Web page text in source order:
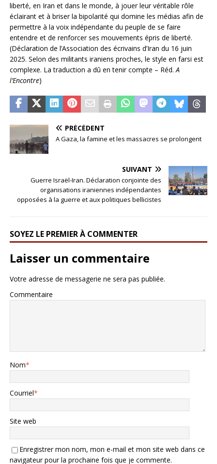
liberté, en Iran et dans le monde, à jouer leur véritable rôle
éclairant et à briser la bipolarité qui domine les médias afin de
permettre à la voix indépendante du peuple de se faire
entendre et de renforcer ses mouvements épris de liberté.
(Déclaration de l’Association des écrivains d’Iran du 16 juin
2025. Selon des militants iraniens proches, le style en farsi est
complexe. La traduction a dû en tenir compte – Réd.A
l’Encontre)
PRÉCÉDENT
A Gaza, la famine et les massacres se prolongent
SUIVANT
Guerre Israël-Iran. Déclaration conjointe des
organisations iraniennes indépendantes
opposées à la guerre et aux politiques bellicistes
SOYEZ LE PREMIER À COMMENTER
Laisser un commentaire
Votre adresse de messagerie ne sera pas publiée.
Commentaire
Nom*
Courriel*
Site web
Enregistrer mon nom, mon e-mail et mon site web dans ce
navigateur pour la prochaine fois que je commente.